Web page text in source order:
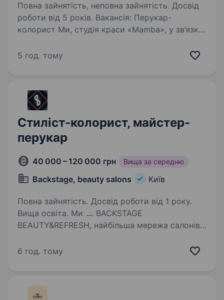
Повна зайнятість, неповна зайнятість. Досвід
роботи від 5 років. Вакансія: Перукар-
колорист Ми, студія краси «Mamba», у зв’язку
та досвідченого перукара-колориста для
5 год. тому
Стиліст-колорист, майстер-
перукар
40 000 – 120 000 грн Вища за середню
Backstage, beauty salons Київ
Повна зайнятість. Досвід роботи від 1 року.
Вища освіта. Ми ㅡ BACKSTAGE
BEAUTY&REFRESH, найбільша мережа салонів
тривог, ми ㅡ це місце, що дає можливість
6 год. тому